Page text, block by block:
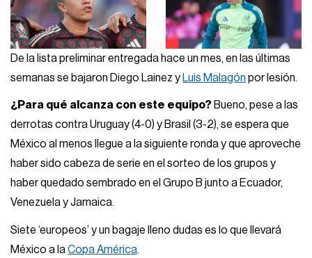
De la lista preliminar entregada hace un mes, en las últimas
semanas se bajaron Diego Lainez y Luis Malagón por lesión.
¿Para qué alcanza con este equipo? Bueno, pese a las
derrotas contra Uruguay (4-0) y Brasil (3-2), se espera que
México al menos llegue a la siguiente ronda y que aproveche
haber sido cabeza de serie en el sorteo de los grupos y
haber quedado sembrado en el Grupo B junto a Ecuador,
Venezuela y Jamaica.
Siete ‘europeos’ y un bagaje lleno dudas es lo que llevará
México a laCopa América.